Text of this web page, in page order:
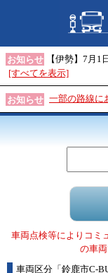
お知らせ
【伊勢】7月
[すべてを表示]
お知らせ 一部の路線に
車両点検等によりコミ
の車
車両区分 「 鈴鹿市C-